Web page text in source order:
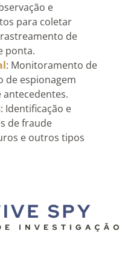
e
para coletar
de
ponta.
: Monitoramento de
de espionagem
: Identificação e
de fraude
e outros tipos